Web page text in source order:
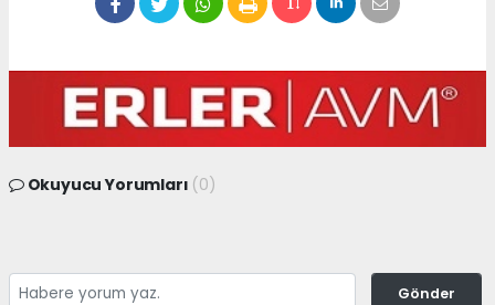
Okuyucu Yorumları (0)
Gönder